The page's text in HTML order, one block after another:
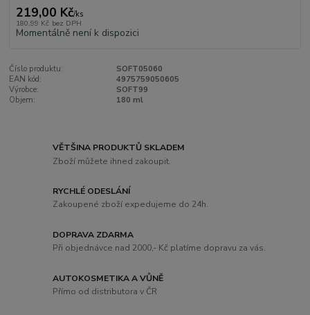
219,00 Kč/ks
180,99 Kč bez DPH
Momentálně není k dispozici
Číslo produktu:
SOFT05060
EAN kód:
4975759050605
Výrobce:
SOFT99
Objem:
180 ml
VĚTŠINA PRODUKTŮ SKLADEM
Zboží můžete ihned zakoupit.
RYCHLÉ ODESLÁNÍ
Zakoupené zboží expedujeme do 24h.
DOPRAVA ZDARMA
Při objednávce nad 2000,- Kč platíme dopravu za vás.
AUTOKOSMETIKA A VŮNĚ
Přímo od distributora v ČR